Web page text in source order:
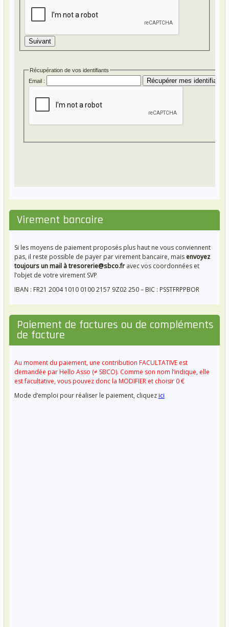
Virement bancaire
Si les moyens de paiement proposés plus haut ne vous conviennent
pas, il reste possible de payer par virement bancaire, maisenvoyez
toujours un mail à tresorerie@sbco.fravec vos coordonnées et
l’objet de votre virement SVP
IBAN : FR21 2004 1010 0100 2157 9Z02 250 – BIC : PSSTFRPPBOR
Paiement de factures ou de compléments
de facture
Au moment du paiement, une contribution FACULTATIVE est
demandée par Hello Asso (≠ SBCO). Comme son nom l’indique, elle
est facultative, vous pouvez donc la MODIFIER et choisir 0 €
Mode d’emploi pour réaliser le paiement, cliquezici